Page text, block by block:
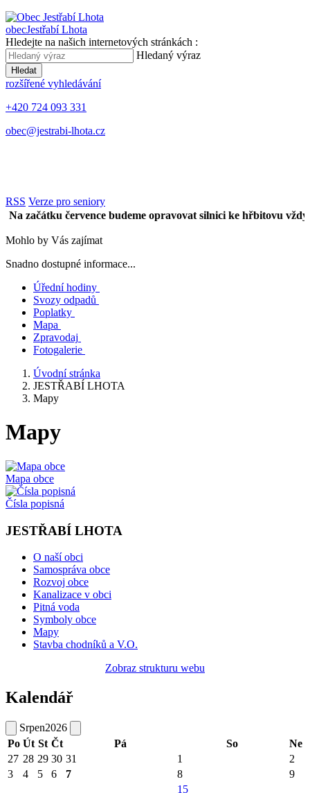
obecJestřabí Lhota
Hledejte na našich internetových stránkách :
Hledaný výraz
Hledat
rozšířené vyhledávání
+420 724 093 331
obec@jestrabi-lhota.cz
RSS Verze pro seniory
začátku července budeme opravovat silnici ke hřbitovu vždy
Mohlo by Vás zajímat
Snadno dostupné informace...
Úřední hodiny
Svozy odpadů
Poplatky
Mapa
Zpravodaj
Fotogalerie
Úvodní stránka
JESTŘABÍ LHOTA
Mapy
Mapy
Mapa obce
Čísla popisná
JESTŘABÍ LHOTA
O naší obci
Samospráva obce
Rozvoj obce
Kanalizace v obci
Pitná voda
Symboly obce
Mapy
Stavba chodníků a V.O.
Zobraz strukturu webu
Kalendář
Srpen2026
Po Út St Čt Pá So
Ne
27 28 29 30 31 1
2
3
4 5 6 7 8
9
15